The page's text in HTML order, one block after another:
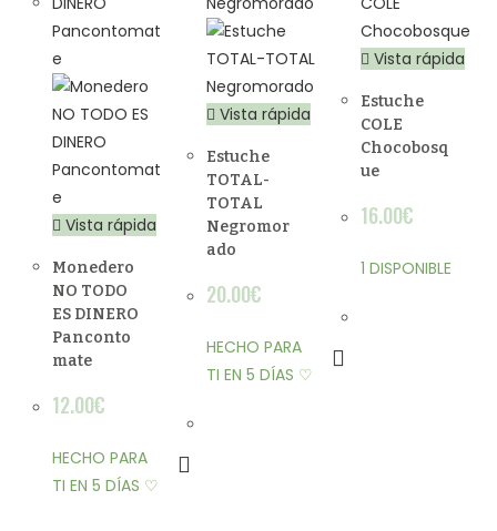
Vista rápida
Monedero
NO TODO
ES DINERO
Panconto
mate
12.00€
HECHO PARA
TI EN 5 DÍAS ♡
Vista rápida
Estuche
TOTAL-
TOTAL
Negromor
ado
20.00€
HECHO PARA
TI EN 5 DÍAS ♡
Vista rápida
Estuche
COLE
Chocobosq
ue
16.00€
1 DISPONIBLE